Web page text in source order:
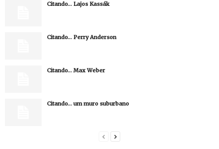
Citando… Lajos Kassák
Citando… Perry Anderson
Citando… Max Weber
Citando… um muro suburbano